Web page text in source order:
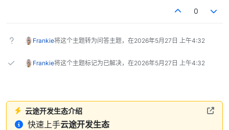
0
Frankie将这个主题转为问答主题，在2026年5月27日 上午4:32
Frankie将这个主题标记为已解决，在2026年5月27日 上午4:32
云途开发生态介绍
快速上手云途开发生态